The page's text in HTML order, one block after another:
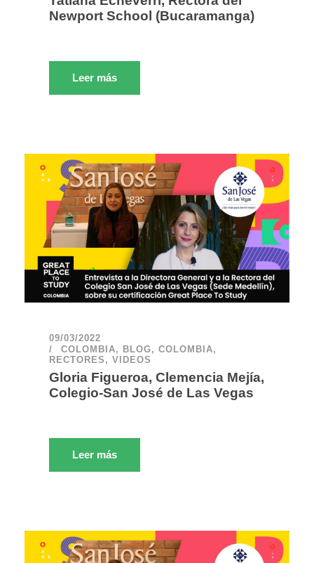
Newport School (Bucaramanga)
Leer más
09/03/2022
COLOMBIA, BLOG, COLOMBIA,
RECTORES , VIDEOS
Gloria Figueroa, Clemencia Mejía,
Colegio-San José de Las Vegas
Leer más